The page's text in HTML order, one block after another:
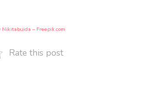
Nikitabuida – Freepik.com
Rate this post